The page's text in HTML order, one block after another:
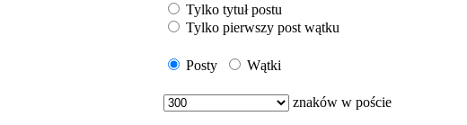
Tylko tytuł postu
Tylko pierwszy post wątku
Posty Wątki
znaków w poście